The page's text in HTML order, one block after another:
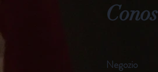
Negozio